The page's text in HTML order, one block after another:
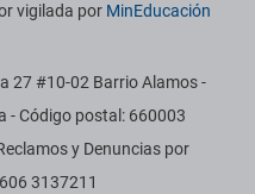
vigilada por MinEducación
27 #10-02 Barrio Alamos -
- Código postal: 660003
y Denuncias por
3137211